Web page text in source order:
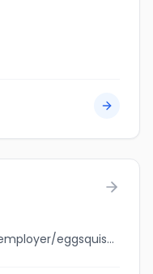
jobbank.gc.ca/browsejobs/employer/eggsquis+beloeil/ca